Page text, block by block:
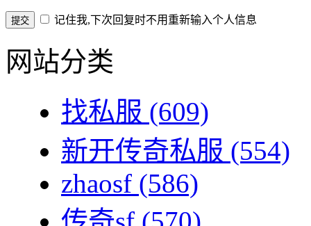
记住我,下次回复时不用重新输入个人信息
网站分类
找私服 (609)
新开传奇私服 (554)
zhaosf (586)